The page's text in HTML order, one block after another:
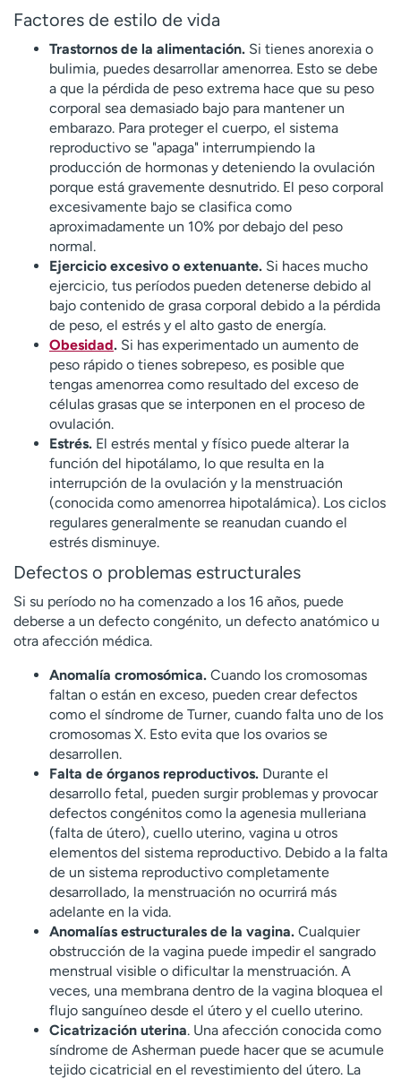
Factores de estilo de vida
Trastornos de la alimentación. Si tienes anorexia o
bulimia, puedes desarrollar amenorrea. Esto se debe
a que la pérdida de peso extrema hace que su peso
corporal sea demasiado bajo para mantener un
embarazo. Para proteger el cuerpo, el sistema
reproductivo se "apaga" interrumpiendo la
producción de hormonas y deteniendo la ovulación
porque está gravemente desnutrido. El peso corporal
excesivamente bajo se clasifica como
aproximadamente un 10% por debajo del peso
normal.
Ejercicio excesivo o extenuante. Si haces mucho
ejercicio, tus períodos pueden detenerse debido al
bajo contenido de grasa corporal debido a la pérdida
de peso, el estrés y el alto gasto de energía.
Obesidad. Si has experimentado un aumento de
peso rápido o tienes sobrepeso, es posible que
tengas amenorrea como resultado del exceso de
células grasas que se interponen en el proceso de
ovulación.
Estrés. El estrés mental y físico puede alterar la
función del hipotálamo, lo que resulta en la
interrupción de la ovulación y la menstruación
(conocida como amenorrea hipotalámica). Los ciclos
regulares generalmente se reanudan cuando el
estrés disminuye.
Defectos o problemas estructurales
Si su período no ha comenzado a los 16 años, puede
deberse a un defecto congénito, un defecto anatómico u
otra afección médica.
Anomalía cromosómica. Cuando los cromosomas
faltan o están en exceso, pueden crear defectos
como el síndrome de Turner, cuando falta uno de los
cromosomas X. Esto evita que los ovarios se
desarrollen.
Falta de órganos reproductivos. Durante el
desarrollo fetal, pueden surgir problemas y provocar
defectos congénitos como la agenesia mulleriana
(falta de útero), cuello uterino, vagina u otros
elementos del sistema reproductivo. Debido a la falta
de un sistema reproductivo completamente
desarrollado, la menstruación no ocurrirá más
adelante en la vida.
Anomalías estructurales de la vagina. Cualquier
obstrucción de la vagina puede impedir el sangrado
menstrual visible o dificultar la menstruación. A
veces, una membrana dentro de la vagina bloquea el
flujo sanguíneo desde el útero y el cuello uterino.
Cicatrización uterina. Una afección conocida como
síndrome de Asherman puede hacer que se acumule
tejido cicatricial en el revestimiento del útero. La